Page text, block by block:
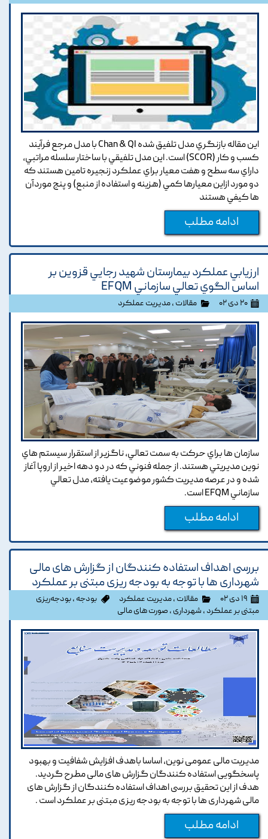
اين مقاله بازنگري مدل تلفيق شده Chan & QI با مدل مرجع فرآيند
کسب و کار (SCOR) است. اين مدل تلفيقي با ساختار سلسله مراتبي,
داراي سه سطح و هفت معيار براي عملکرد زنجيره تامين هستند که
دو مورد ازاين معيارها کمي (هزينه و استفاده از منبع) و پنج موردآن
ها کيفي هستند
ادامه مطلب
ارزيابي عملکرد بيمارستان شهيد رجايي قزوين بر
اساس الگوي تعالي سازماني EFQM
۲۰ دی ۰۲ مقالات ،مدیریت عملکرد
سازمان ها براي حرکت به سمت تعالي, ناگزير از استقرار سيستم هاي
نوين مديريتي هستند. از جمله فنوني که در دو دهه اخير از اروپا آغاز
شده و در عرصه مديريت کشور موضوعيت يافته, مدل تعالي
سازماني EFQM است.
ادامه مطلب
بررسی اهداف استفاده کنندگان از گزارش های مالی
شهرداری ها با توجه به بودجه ریزی مبتنی بر عملکرد
۱۹ دی ۰۲ مقالات ،مدیریت عملکرد بودجه ،بودجه‌ریزی
مبتنی بر عملکرد ، شهرداری ، صورت های مالی
مدیریت مالی عمومی نوین، اساسا باهدف افزایش شفافیت و بهبود
پاسخگویی استفاده کنندگان گزارش های مالی مطرح گردید.
هدف از این تحقیق بررسی اهداف استفاده کنندگان از گزارش های
مالی شهرداری ها با توجه به بودجه ریزی مبتنی بر عملکرد است .
ادامه مطلب